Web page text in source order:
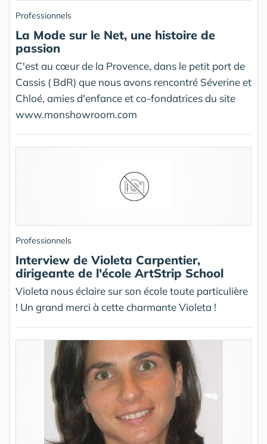
Professionnels
La Mode sur le Net, une histoire de
passion
C'est au cœur de la Provence, dans le petit port de
Cassis ( BdR) que nous avons rencontré Séverine et
Chloé, amies d'enfance et co-fondatrices du site
www.monshowroom.com
Professionnels
Interview de Violeta Carpentier,
dirigeante de l'école ArtStrip School
Violeta nous éclaire sur son école toute particulière
! Un grand merci à cette charmante Violeta !